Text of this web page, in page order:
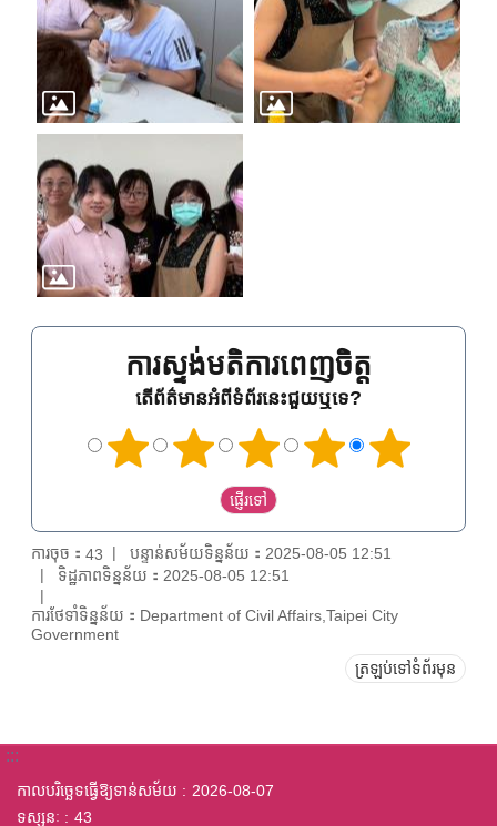
ការស្ទង់មតិការពេញចិត្ត
តើព័ត៌មានអំពីទំព័រនេះជួយឬទេ?
ការចុច： 43
បន្ទាន់សម័យទិន្នន័យ：2025-08-05 12:51
ទិដ្ឋភាពទិន្នន័យ：2025-08-05 12:51
ការថែទាំទិន្នន័យ：Department of Civil Affairs,Taipei City
Government
ត្រឡប់ទៅទំព័រមុន
:::
កាលបរិច្ឆេទធ្វើឱ្យទាន់សម័យ
2026-08-07
ទស្សនៈ
43